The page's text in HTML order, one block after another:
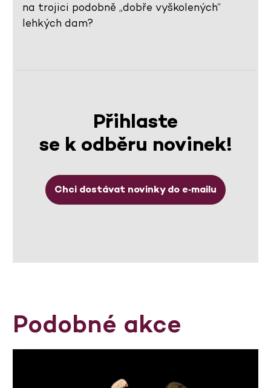
na trojici podobně „dobře vyškolených“
lehkých dam?
Přihlaste
se k odběru novinek!
Chci dostávat novinky do e‑mailu
Podobné akce